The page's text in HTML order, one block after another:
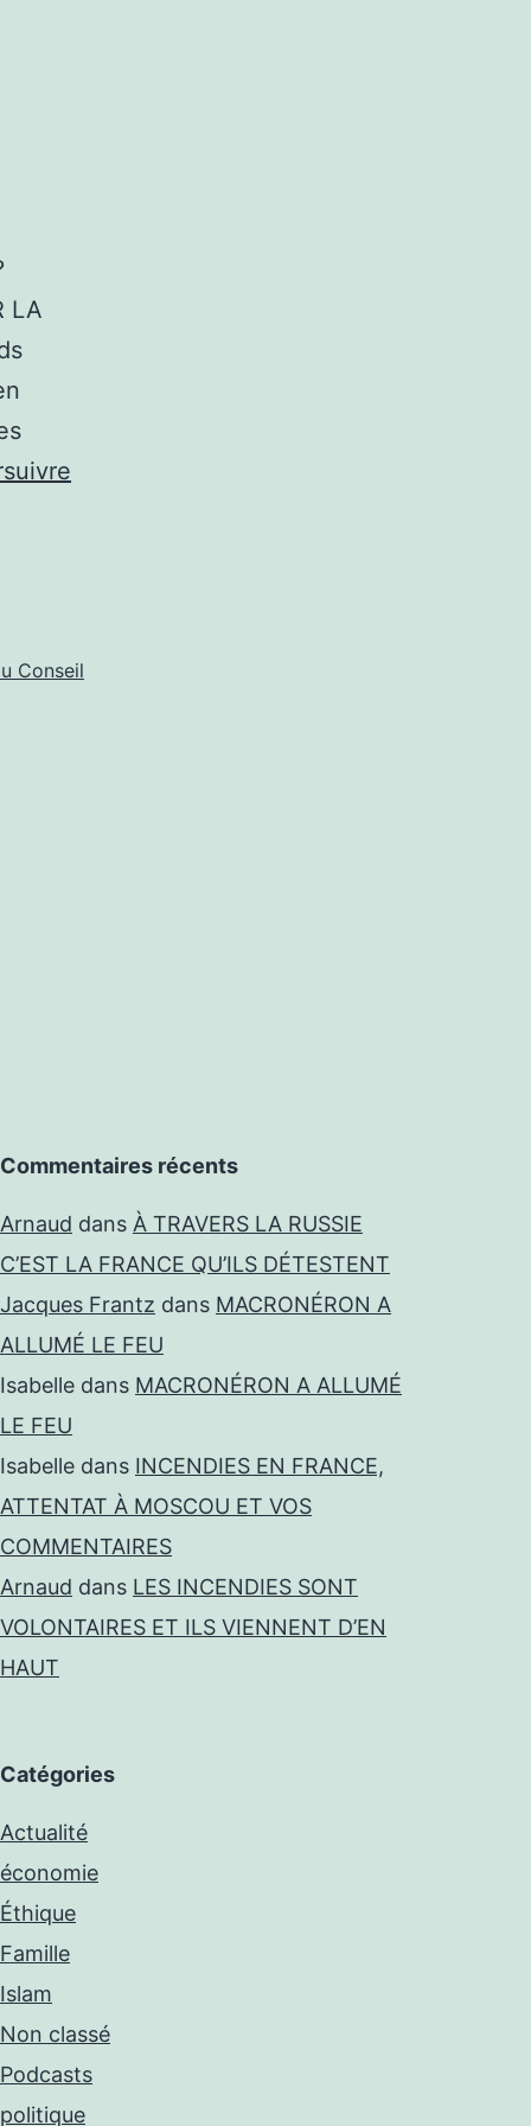
LA
Conseil
Commentaires récents
Arnaud dans À TRAVERS LA RUSSIE
C’EST LA FRANCE QU’ILS DÉTESTENT
Jacques Frantz dans MACRONÉRON A
ALLUMÉ LE FEU
Isabelle dans MACRONÉRON A ALLUMÉ
LE FEU
Isabelle dans INCENDIES EN FRANCE,
ATTENTAT À MOSCOU ET VOS
COMMENTAIRES
Arnaud dans LES INCENDIES SONT
VOLONTAIRES ET ILS VIENNENT D’EN
HAUT
Catégories
Actualité
économie
Éthique
Famille
Islam
Non classé
Podcasts
politique